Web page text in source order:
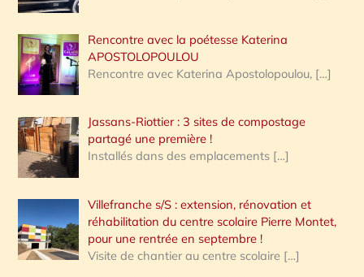
Rencontre avec la poétesse Katerina
APOSTOLOPOULOU
Rencontre avec Katerina Apostolopoulou, […]
Jassans-Riottier : 3 sites de compostage
partagé une première !
Installés dans des emplacements […]
Villefranche s/S : extension, rénovation et
réhabilitation du centre scolaire Pierre Montet,
pour une rentrée en septembre !
Visite de chantier au centre scolaire […]